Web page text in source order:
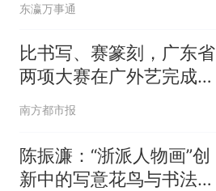
东瀛万事通
比书写、赛篆刻，广东省
两项大赛在广外艺完成复
赛
南方都市报
陈振濂：“浙派人物画”创
新中的写意花鸟与书法用